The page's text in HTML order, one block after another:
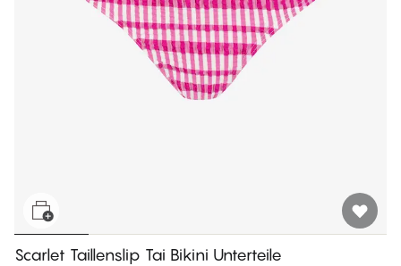
Scarlet Taillenslip Tai Bikini Unterteile